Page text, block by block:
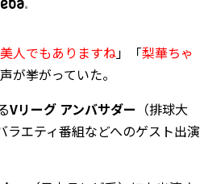
人でもありますね」「梨華ちゃ
が挙がっていた。
Vリーグ アンバサダー （排球大
エティ番組などへのゲスト出演